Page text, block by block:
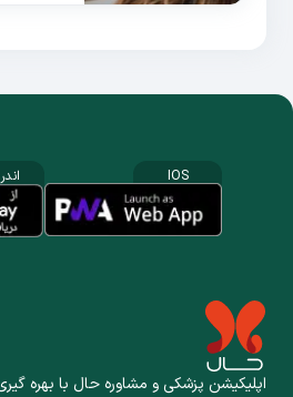
اپلیکیشن پزشکی و مشاوره حال با بهره
IOS